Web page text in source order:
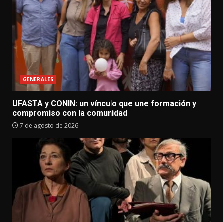
GENERALES
UFASTA y CONIN: un vínculo que une formación y
compromiso con la comunidad
7 de agosto de 2026